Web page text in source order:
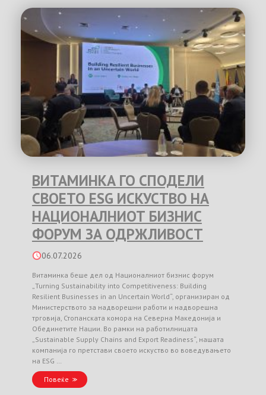
ВИТАМИНКА ГО СПОДЕЛИ
СВОЕТО ESG ИСКУСТВО НА
НАЦИОНАЛНИОТ БИЗНИС
ФОРУМ ЗА ОДРЖЛИВОСТ
06.07.2026
Витаминка беше дел од Националниот бизнис форум
„Turning Sustainability into Competitiveness: Building
Resilient Businesses in an Uncertain World“, организиран од
Министерството за надворешни работи и надворешна
трговија, Стопанската комора на Северна Македонија и
Обединетите Нации. Во рамки на работилницата
„Sustainable Supply Chains and Export Readiness“, нашата
компанија го претстави своето искуство во воведувањето
на ESG …
Повеќе